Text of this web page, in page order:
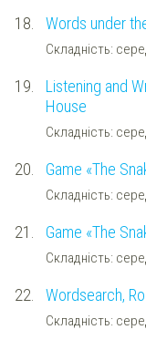
18. Words under
Складність:
19.
Listening and
House
Складність:
20. Game «The
Складність:
21. Game «The
Складність:
22. Wordsearch,
Складність: